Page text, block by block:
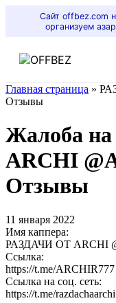
Сайт offbez.com
организуем
Главная страница »
Отзывы
Жалоба
ARCHI
Отзывы
11 января 2022
Имя каппера:
РАЗДАЧИ ОТ ARCHI
Ссылка:
https://t.me/ARCHIR777
Ссылка на соц. сеть:
https://t.me/razdachaarchi